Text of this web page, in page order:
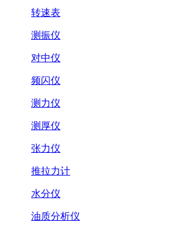
转速表
测振仪
对中仪
频闪仪
测力仪
测厚仪
张力仪
推拉力计
水分仪
油质分析仪